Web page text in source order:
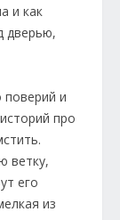
и как
дверью,
и
про
ветку,
его
из